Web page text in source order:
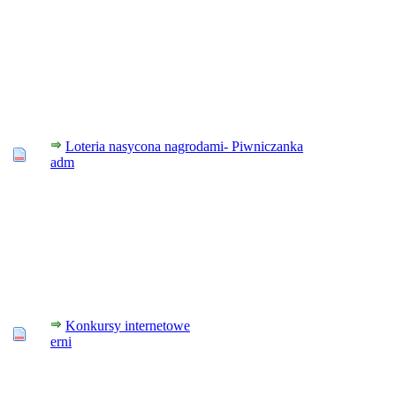
Loteria nasycona nagrodami- Piwniczanka
adm
Konkursy internetowe
erni